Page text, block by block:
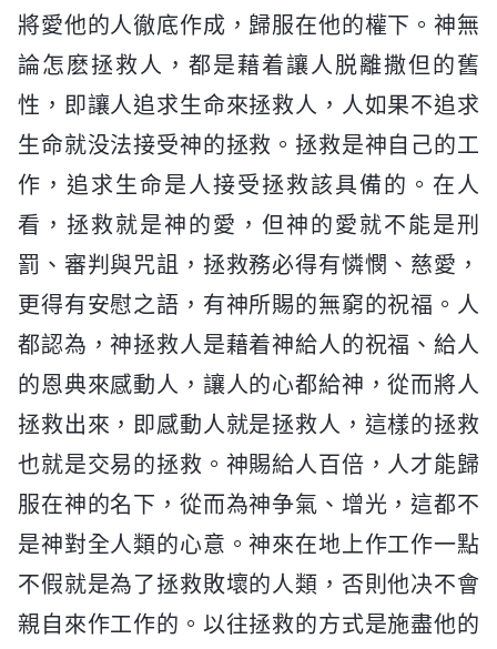
將愛他的人徹底作成，歸服在他的權下。神無
論怎麽拯救人，都是藉着讓人脱離撒但的舊
性，即讓人追求生命來拯救人，人如果不追求
生命就没法接受神的拯救。拯救是神自己的工
作，追求生命是人接受拯救該具備的。在人
看，拯救就是神的愛，但神的愛就不能是刑
罰、審判與咒詛，拯救務必得有憐憫、慈愛，
更得有安慰之語，有神所賜的無窮的祝福。人
都認為，神拯救人是藉着神給人的祝福、給人
的恩典來感動人，讓人的心都給神，從而將人
拯救出來，即感動人就是拯救人，這樣的拯救
也就是交易的拯救。神賜給人百倍，人才能歸
服在神的名下，從而為神争氣、增光，這都不
是神對全人類的心意。神來在地上作工作一點
不假就是為了拯救敗壞的人類，否則他决不會
親自來作工作的。以往拯救的方式是施盡他的